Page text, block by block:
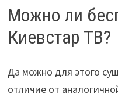
Можно ли
Киевстар ТВ?
Да можно для этого
отличие от